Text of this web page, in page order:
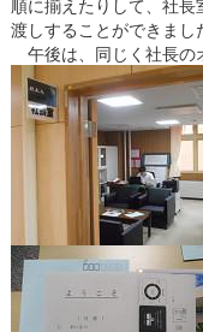
渡しすることができまし
午後は、同じく社長の